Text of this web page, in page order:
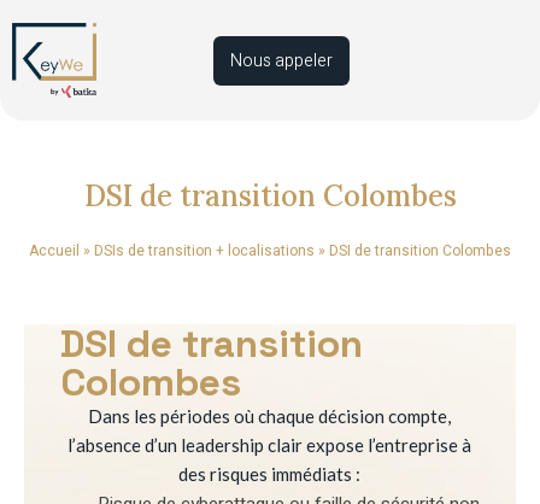
Nous appeler
DSI de transition Colombes
Accueil » DSIs de transition + localisations » DSI de transition Colombes
DSI de transition
Colombes
Dans les périodes où chaque décision compte,
l’absence d’un leadership clair expose l’entreprise à
des risques immédiats :